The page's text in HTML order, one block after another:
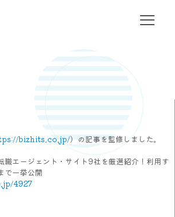
bizhits.co.jp/）の記事を監修しました。
職エージェント・サイト9社を厳選紹介 ！利用す
で一挙公開
4927